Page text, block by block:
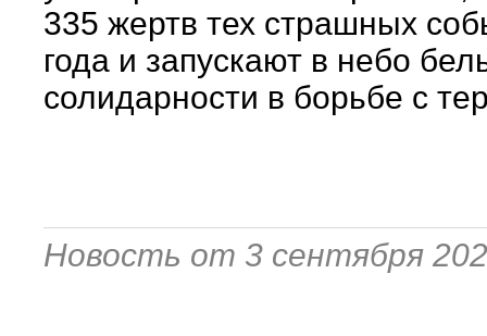
335 жертв тех страшных
года и запускают в небо
солидарности в борьбе с
Новость от 3 сентября